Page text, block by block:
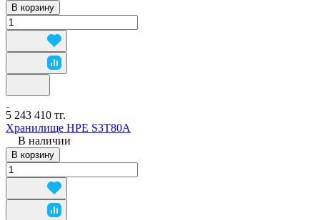
В корзину
5 243 410 тг.
Хранилище HPE S3T80A
В наличии
В корзину